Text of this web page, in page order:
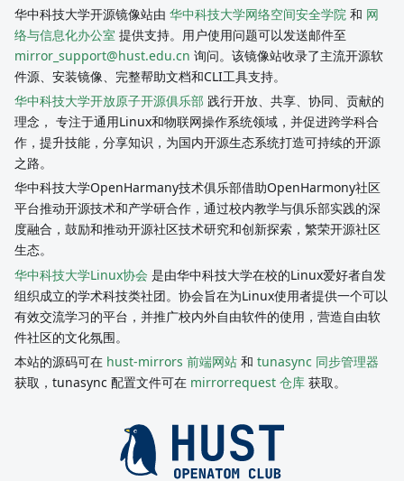
华中科技大学开源镜像站由 华中科技大学网络空间安全学院 和 网
络与信息化办公室 提供支持。用户使用问题可以发送邮件至
mirror_support@hust.edu.cn 询问。该镜像站收录了主流开源软
件源、安装镜像、完整帮助文档和CLI工具支持。
华中科技大学开放原子开源俱乐部 践行开放、共享、协同、贡献的
理念， 专注于通用Linux和物联网操作系统领域，并促进跨学科合
作，提升技能，分享知识，为国内开源生态系统打造可持续的开源
之路。
华中科技大学OpenHarmany技术俱乐部借助OpenHarmony社区
平台推动开源技术和产学研合作，通过校内教学与俱乐部实践的深
度融合，鼓励和推动开源社区技术研究和创新探索，繁荣开源社区
生态。
华中科技大学Linux协会 是由华中科技大学在校的Linux爱好者自发
组织成立的学术科技类社团。协会旨在为Linux使用者提供一个可以
有效交流学习的平台，并推广校内外自由软件的使用，营造自由软
件社区的文化氛围。
本站的源码可在 hust-mirrors 前端网站 和 tunasync 同步管理器
获取，tunasync 配置文件可在 mirrorrequest 仓库 获取。